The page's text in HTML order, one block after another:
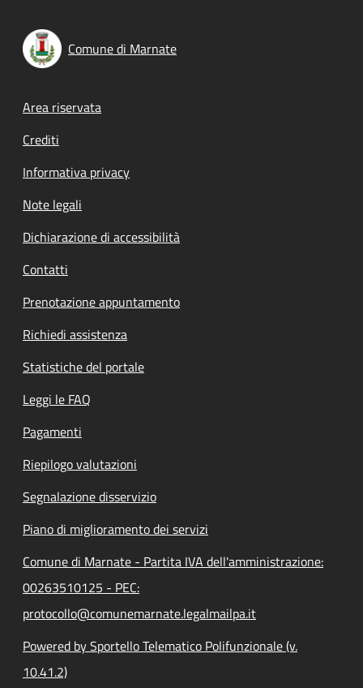
Comune di Marnate
Footer menu
Area riservata
Crediti
Informativa privacy
Note legali
Dichiarazione di accessibilità
Contatti
Prenotazione appuntamento
Richiedi assistenza
Statistiche del portale
Leggi le FAQ
Pagamenti
Riepilogo valutazioni
Segnalazione disservizio
Piano di miglioramento dei servizi
Comune di Marnate - Partita IVA dell'amministrazione:
00263510125 - PEC:
protocollo@comunemarnate.legalmailpa.it
Powered by Sportello Telematico Polifunzionale (v.
10.41.2)